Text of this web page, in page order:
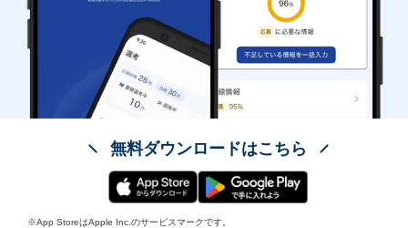
無料ダウンロードはこちら
※App StoreはApple Inc.のサービスマークです。